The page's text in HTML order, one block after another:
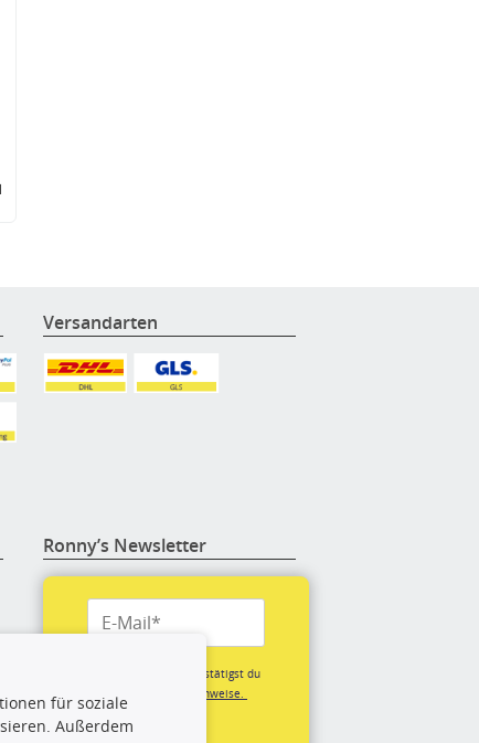
Versandarten
Ronny’s Newsletter
Mit der Anmeldung bestätigst du
unsere
Datenschutzhinweise.
(*Pflichtfeld)
für soziale
Außerdem